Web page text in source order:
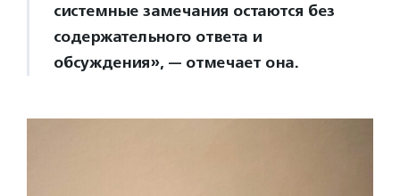
системные замечания остаются без
содержательного ответа и
обсуждения», — отмечает она.